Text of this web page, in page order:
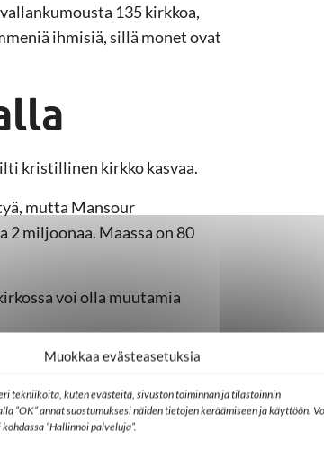
Muokkaa evästeasetuksia
tekniikoita, kuten evästeitä, sivuston toiminnan ja tilastoinnin
”OK” annat suostumuksesi näiden tietojen keräämiseen ja käyttöön.
”Hallinnoi palveluja”.
135 kirkkoa,
ihmisiä, sillä monet ovat
kristillinen kirkko kasvaa.
mutta Mansour
2 miljoonaa. Maassa on 80
voi olla muutamia
kotikirkkoa. Hän tuntee
he ajavat ja viettävät yhteistä